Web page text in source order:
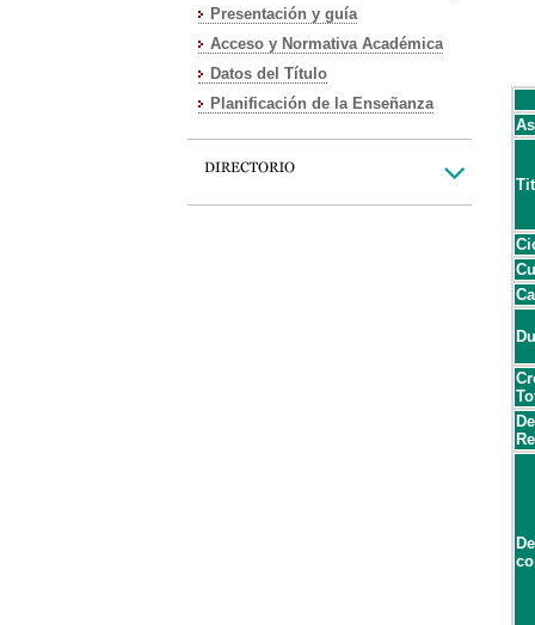
Presentación y guía
Acceso y Normativa Académica
Datos del Título
Planificación de la Enseñanza